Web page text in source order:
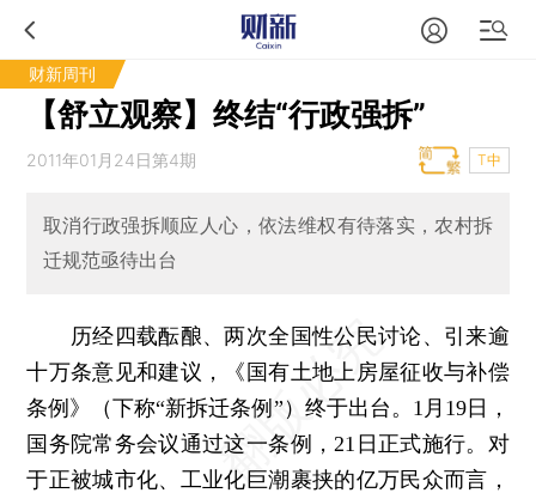
财新周刊
【舒立观察】终结“行政强拆”
2011年01月24日第4期 T中
取消行政强拆顺应人心，依法维权有待落实，农村拆
迁规范亟待出台
历经四载酝酿、两次全国性公民讨论、引来逾
十万条意见和建议，《国有土地上房屋征收与补偿
条例》（下称“新拆迁条例”）终于出台。1月19日，
国务院常务会议通过这一条例，21日正式施行。对
于正被城市化、工业化巨潮裹挟的亿万民众而言，